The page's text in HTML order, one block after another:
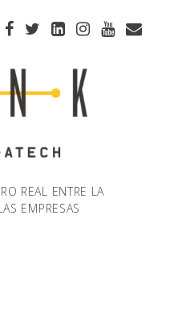
REAL ENTRE LA
EMPRESAS